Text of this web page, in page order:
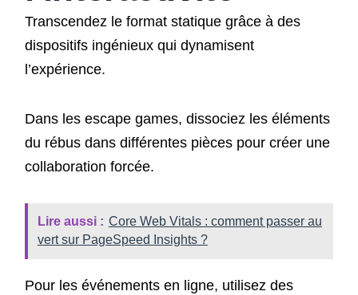
Transcendez le format statique grâce à des
dispositifs ingénieux qui dynamisent
l’expérience.
Dans les escape games, dissociez les éléments
du rébus dans différentes pièces pour créer une
collaboration forcée.
Lire aussi : Core Web Vitals : comment passer au
vert sur PageSpeed Insights ?
Pour les événements en ligne, utilisez des